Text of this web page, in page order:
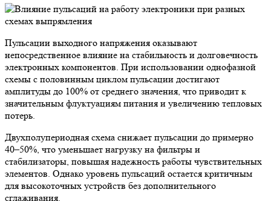
Пульсации выходного напряжения оказывают
непосредственное влияние на стабильность и долговечность
электронных компонентов. При использовании однофазной
схемы с половинным циклом пульсации достигают
амплитуды до 100% от среднего значения, что приводит к
значительным флуктуациям питания и увеличению тепловых
потерь.
Двухполупериодная схема снижает пульсации до примерно
40–50%, что уменьшает нагрузку на фильтры и
стабилизаторы, повышая надежность работы чувствительных
элементов. Однако уровень пульсаций остается критичным
для высокоточных устройств без дополнительного
сглаживания.